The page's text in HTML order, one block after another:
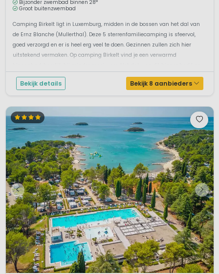
Bijzonder zwembad binnen 28°
Groot buitenzwembad
Camping Birkelt ligt in Luxemburg, midden in de bossen van het dal van
de Ernz Blanche (Mullerthal). Deze 5 sterrenfamiliecamping is sfeervol,
goed verzorgd en er is heel erg veel te doen. Gezinnen zullen zich hier
uitstekend vermaken. Op camping Birkelt vind je een verwarmd
ti...
Bekijk details Bekijk 8 aanbieders